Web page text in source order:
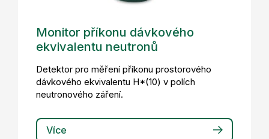
Monitor příkonu dávkového
ekvivalentu neutronů
Detektor pro měření příkonu prostorového
dávkového ekvivalentu H*(10) v polích
neutronového záření.
Více